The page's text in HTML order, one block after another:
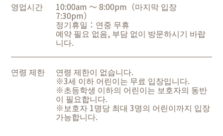
영업시간 10:00am ～ 8:00pm（마지막 입장
7:30pm）
정기휴일：연중 무휴
예약 필요 없음, 부담 없이 방문하시기 바랍
니다.
연령 제한 연령 제한이 없습니다.
※3세 이하 어린이는 무료 입장입니다.
※초등학생 이하의 어린이는 보호자의 동반
이 필요합니다.
※보호자 1명당 최대 3명의 어린이까지 입장
가능합니다.